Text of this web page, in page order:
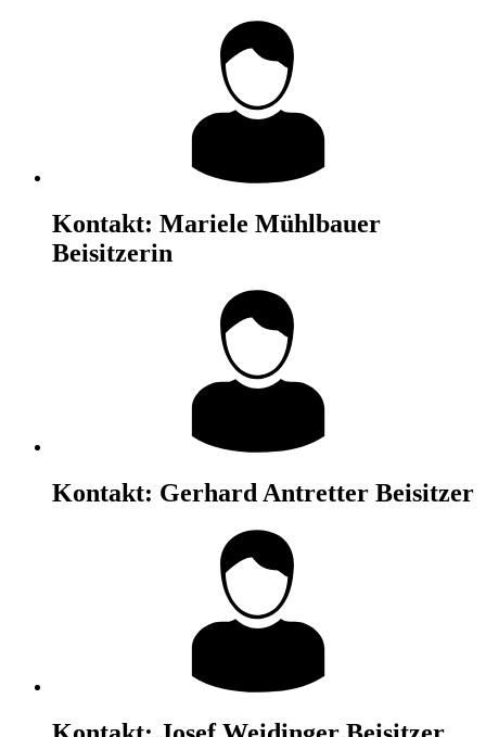
Kontakt: Mariele Mühlbauer
Beisitzerin
Kontakt: Gerhard Antretter Beisitzer